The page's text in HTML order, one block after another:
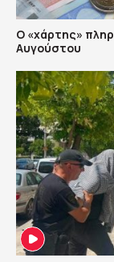
Ο «χάρτης»
Αυγούστου